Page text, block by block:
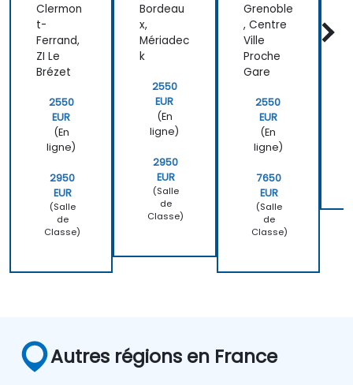
Clermon
t-
Ferrand,
ZI Le
Brézet
2550
EUR
(En
ligne)
2950
EUR
(Salle
de
Classe)
Bordeau
x,
Mériadec
k
2550
EUR
(En
ligne)
2950
EUR
(Salle
de
Classe)
Grenoble
, Centre
Ville
Proche
Gare
2550
EUR
(En
ligne)
7650
EUR
(Salle
de
Classe)
Autres régions en France